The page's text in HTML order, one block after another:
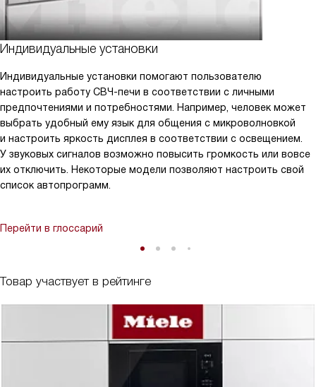
Товар участвует в рейтинге
Индивидуальные установки
Индивидуальные установки помогают пользователю
настроить работу СВЧ-печи в соответствии с личными
предпочтениями и потребностями. Например, человек может
выбрать удобный ему язык для общения с микроволновкой
и настроить яркость дисплея в соответствии с освещением.
У звуковых сигналов возможно повысить громкость или вовсе
их отключить. Некоторые модели позволяют настроить свой
список автопрограмм.
Перейти в глоссарий